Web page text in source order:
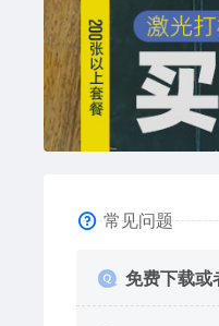
常见问题
免费下载或